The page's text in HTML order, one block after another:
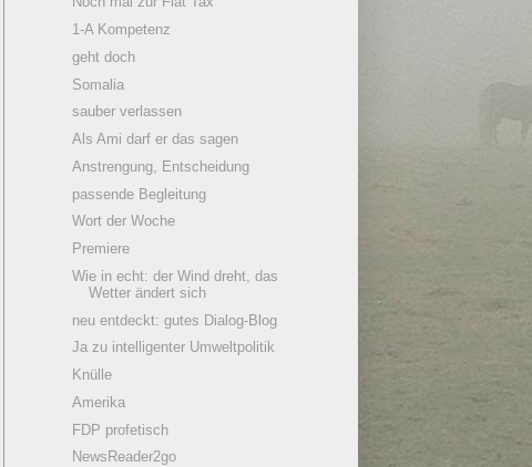
1-A Kompetenz
geht doch
Somalia
sauber verlassen
Als Ami darf er das sagen
Anstrengung, Entscheidung
passende Begleitung
Wort der Woche
Premiere
Wie in echt: der Wind dreht, das
Wetter ändert sich
neu entdeckt: gutes Dialog-Blog
Ja zu intelligenter Umweltpolitik
Knülle
Amerika
FDP profetisch
NewsReader2go